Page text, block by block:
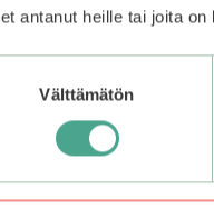
antanut heille tai joita
Välttämätön
s